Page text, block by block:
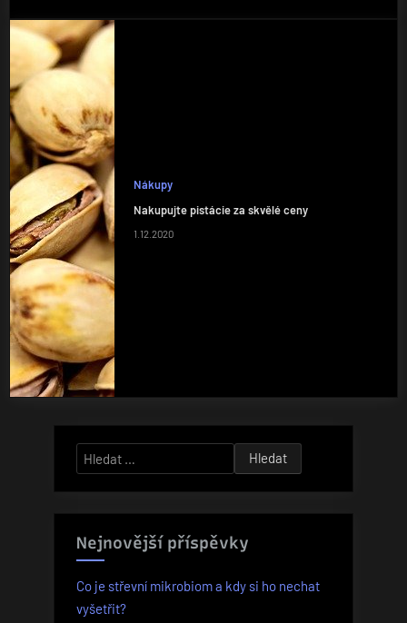
Nákupy
Nakupujte pistácie za skvělé ceny
1.12.2020
Vyhledávání
Nejnovější příspěvky
Co je střevní mikrobiom a kdy si ho nechat
vyšetřit?